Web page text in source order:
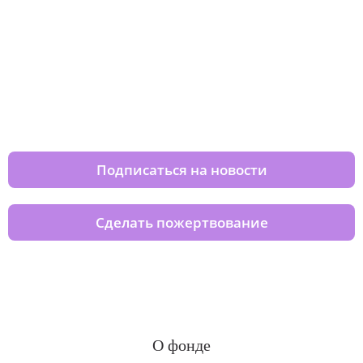
Подписаться на новости
Сделать пожертвование
О фонде